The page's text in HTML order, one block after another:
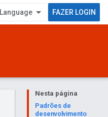
FAZER LOGIN
Nesta página
Padrões de
desenvolvimento